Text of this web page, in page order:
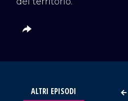
ALTRI EPISODI